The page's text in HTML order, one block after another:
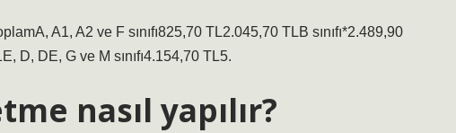
A1, A2 ve F sınıfı825,70 TL2.045,70 TLB sınıfı*2.489,90
D, DE, G ve M sınıfı4.154,70 TL5.
nasıl yapılır?